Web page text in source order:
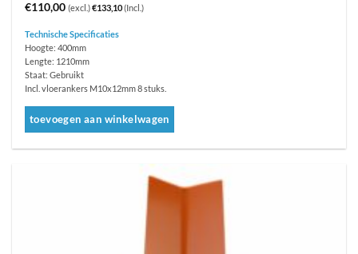
€110,00 (excl.)€133,10(Incl.)
Technische Specificaties
Hoogte: 400mm
Lengte: 1210mm
Staat: Gebruikt
Incl. vloerankers M10x12mm 8 stuks.
toevoegen aan winkelwagen